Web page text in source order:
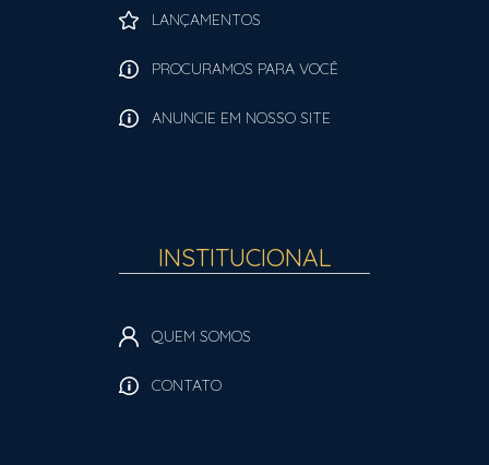
LANÇAMENTOS
PROCURAMOS PARA VOCÊ
ANUNCIE EM NOSSO SITE
INSTITUCIONAL
QUEM SOMOS
CONTATO